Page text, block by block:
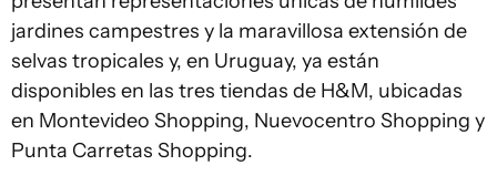
jardines campestres y la maravillosa extensión de
selvas tropicales y, en Uruguay, ya están
disponibles en las tres tiendas de H&M, ubicadas
en Montevideo Shopping, Nuevocentro Shopping y
Punta Carretas Shopping.